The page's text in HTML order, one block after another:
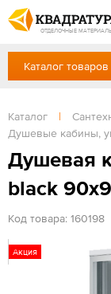
ОТДЕЛОЧНЫЕ МАТЕРИАЛЫ
Профи
Контакты
Доставка и
Выставочный зал
Готовые решения
+7 (861) 217-94-
Сб, Вс — выходной
ЗАКАЗАТЬ ЗВОНОК
Вход /
Каталог товаров
Каталог |
Душевые кабины,
Душевая
black
Код товара: 160198
Акция